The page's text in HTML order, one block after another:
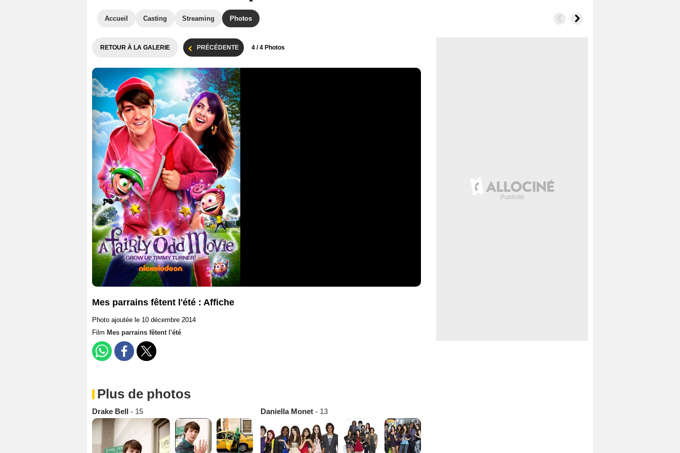
Accueil Casting Streaming Photos
RETOUR À LA GALERIE PRÉCÉDENTE 4 / 4 Photos
Mes parrains fêtent l'été : Affiche
Photo ajoutée le 10 décembre 2014
Film Mes parrains fêtent l'été
Plus de photos
Drake Bell - 15 Daniella Monet - 13